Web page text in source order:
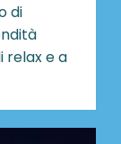
di
relax e a